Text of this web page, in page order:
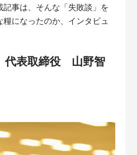
事は、そんな「失敗談」を
になったのか、インタビュ
代表取締役 山野智